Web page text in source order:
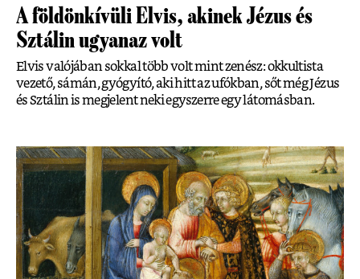
A földönkívüli Elvis, akinek Jézus és
Sztálin ugyanaz volt
Elvis valójában sokkal több volt mint zenész: okkultista
vezető, sámán, gyógyító, aki hitt az ufókban, sőt még Jézus
és Sztálin is megjelent neki egyszerre egy látomásban.